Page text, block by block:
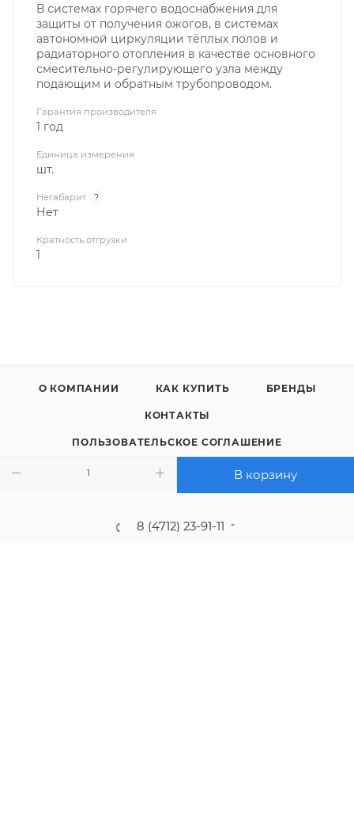
В корзину
В системах горячего водоснабжения для
защиты от получения ожогов, в системах
автономной циркуляции тёплых полов и
радиаторного отопления в качестве основного
смесительно-регулирующего узла между
подающим и обратным трубопроводом.
Гарантия производителя
1 год
Единица измерения
шт.
Негабарит ?
Нет
Кратность отгрузки
1
О КОМПАНИИ КАК КУПИТЬ БРЕНДЫ
КОНТАКТЫ
ПОЛЬЗОВАТЕЛЬСКОЕ СОГЛАШЕНИЕ
ПОЛИТИКА КОНФИДЕНЦИАЛЬНОСТИ
8 (4712) 23-91-11